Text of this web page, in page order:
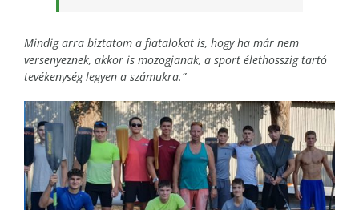
Mindig arra biztatom a fiatalokat is, hogy ha már nem
versenyeznek, akkor is mozogjanak, a sport élethosszig tartó
tevékenység legyen a számukra.”